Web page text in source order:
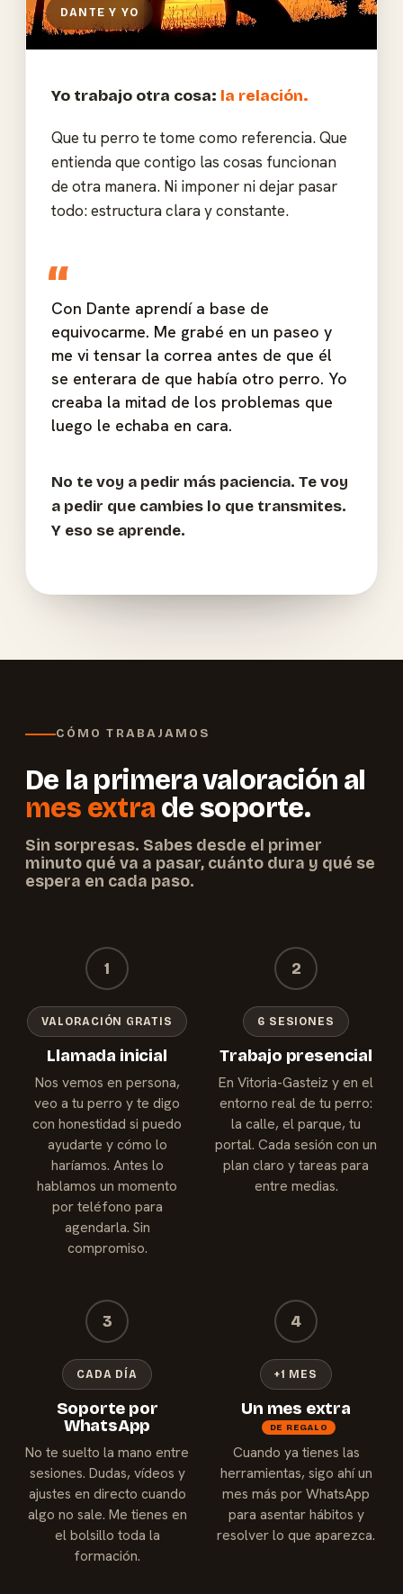
DANTE Y YO
Yo trabajo otra cosa: la relación.
Que tu perro te tome como referencia. Que
entienda que contigo las cosas funcionan
de otra manera. Ni imponer ni dejar pasar
todo: estructura clara y constante.
Con Dante aprendí a base de
equivocarme. Me grabé en un paseo y
me vi tensar la correa antes de que él
se enterara de que había otro perro. Yo
creaba la mitad de los problemas que
luego le echaba en cara.
No te voy a pedir más paciencia. Te voy
a pedir que cambies lo que transmites.
Y eso se aprende.
CÓMO TRABAJAMOS
De la primera valoración al
mes extrade soporte.
Sin sorpresas. Sabes desde el primer
minuto qué va a pasar, cuánto dura y qué se
espera en cada paso.
1
VALORACIÓN GRATIS
Llamada inicial
Nos vemos en persona,
veo a tu perro y te digo
con honestidad si puedo
ayudarte y cómo lo
haríamos. Antes lo
hablamos un momento
por teléfono para
agendarla. Sin
compromiso.
2
6 SESIONES
Trabajo presencial
En Vitoria-Gasteiz y en el
entorno real de tu perro:
la calle, el parque, tu
portal. Cada sesión con un
plan claro y tareas para
entre medias.
3
CADA DÍA
Soporte por
WhatsApp
No te suelto la mano entre
sesiones. Dudas, vídeos y
ajustes en directo cuando
algo no sale. Me tienes en
el bolsillo toda la
formación.
4
+1 MES
Un mes extra
DE REGALO
Cuando ya tienes las
herramientas, sigo ahí un
mes más por WhatsApp
para asentar hábitos y
resolver lo que aparezca.